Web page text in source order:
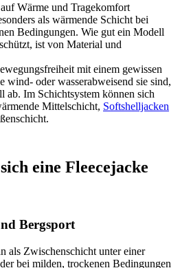
Wärme und Tragekomfort
als wärmende Schicht bei
Bedingungen. Wie gut ein Modell
ist von Material und
mit einem gewissen
wind- oder wasserabweisend sie sind,
Im Schichtsystem können sich
Mittelschicht, Softshelljacken
eine Fleecejacke
Bergsport
als Zwischenschicht unter einer
bei milden, trockenen Bedingungen